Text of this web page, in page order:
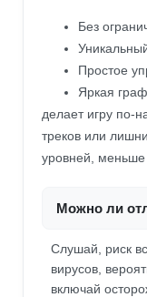
Без
Простое
Яркая
делает игру по-
треков или
уровней, меньше
Можно ли
Слушай, риск
вирусов,
включай